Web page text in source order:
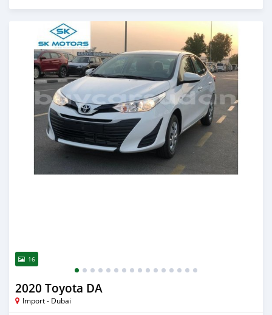
Publié il y a presque 6 ans
16
2020 Toyota DA
Import - Dubai